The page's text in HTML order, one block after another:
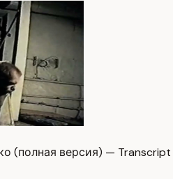
(полная версия) — Transcript